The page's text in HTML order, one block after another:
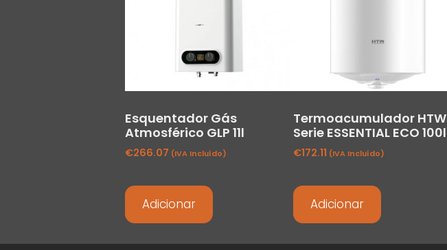
Esquentador Gás
Atmosférico GLP 11l
€266.07 (IVA Incluído)
Adicionar
Termoacumulador HTW
Serie ESSENTIAL ECO 100l
€172.11 (IVA Incluído)
Adicionar